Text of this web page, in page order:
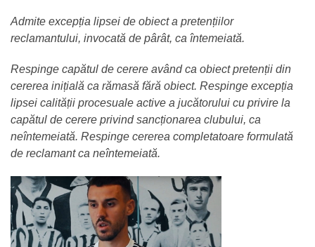
Admite excepția lipsei de obiect a pretențiilor
reclamantului, invocată de pârât, ca întemeiată.
Respinge capătul de cerere având ca obiect pretenții din
cererea inițială ca rămasă fără obiect. Respinge excepția
lipsei calității procesuale active a jucătorului cu privire la
capătul de cerere privind sancționarea clubului, ca
neîntemeiată. Respinge cererea completatoare formulată
de reclamant ca neîntemeiată.